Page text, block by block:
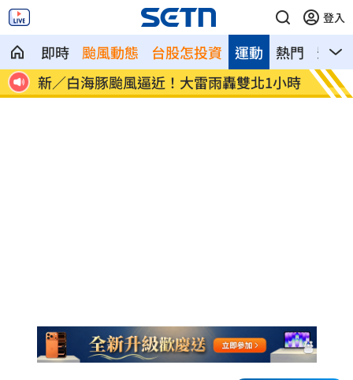
登入
即時 颱風動態 台股怎投資 熱門 影音
運動
大
新／白海豚颱風逼近！大雷雨轟雙北1小時 李棟
看